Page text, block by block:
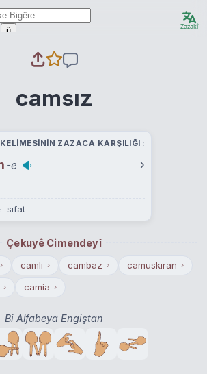
û Zazakî
camsız
ZAZACA KARŞILIĞI
-e ›
sıfat
Çekuyê Cimendeyî
› camlı › cambaz › camuskıran ›
› camia ›
Bi Alfabeya Engiştan